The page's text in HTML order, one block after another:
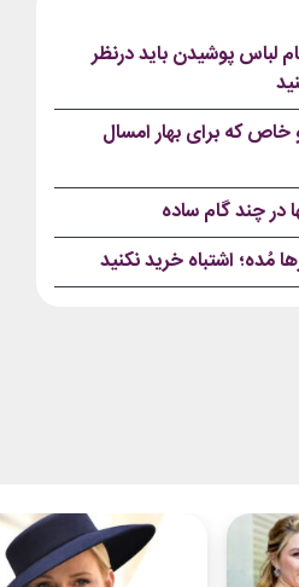
لباس پوشیدن باید درنظر
که برای بهار امسال
در چند گام ساده